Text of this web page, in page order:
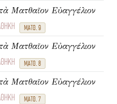
Ματθαῖον Εὐαγγέλιον
ΜΑΤΘ. 9
Ματθαῖον Εὐαγγέλιον
ΜΑΤΘ. 8
Ματθαῖον Εὐαγγέλιον
ΜΑΤΘ. 7